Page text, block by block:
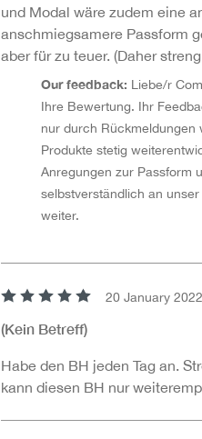
und Modal wäre zudem eine
anschmiegsamere Passform
aber für zu teuer. (Daher
Our feedback: Liebe/r
Ihre Bewertung. Ihr
nur durch Rückmeldungen
Produkte stetig
Anregungen zur Passform
selbstverständlich an
weiter.
20 January
(Kein Betreff)
Habe den BH jeden Tag an.
kann diesen BH nur